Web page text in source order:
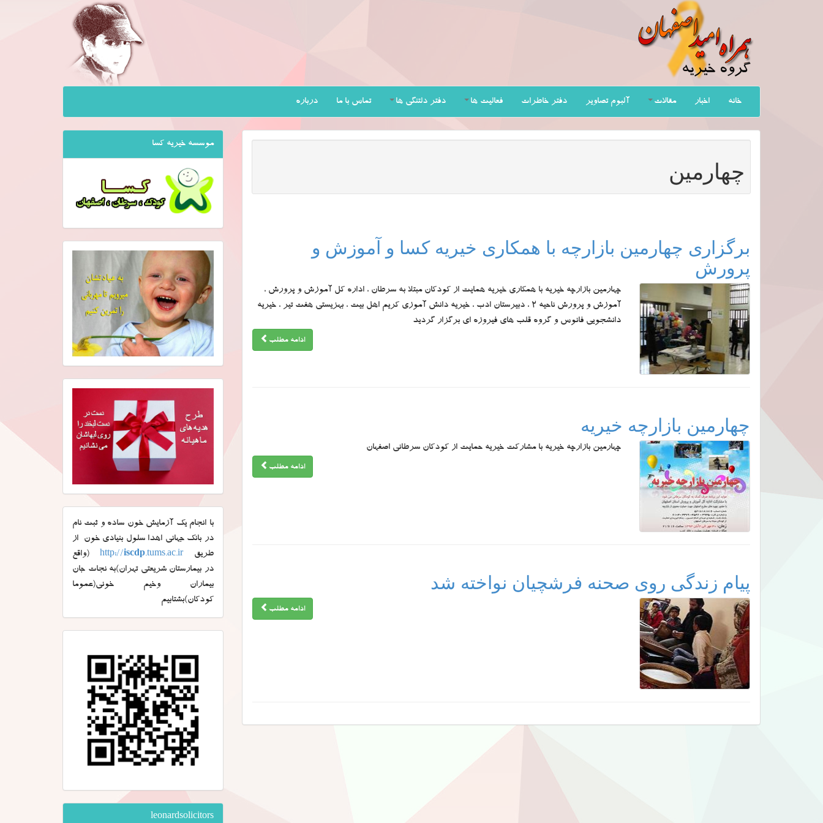
خانه اخبار مقالات آلبوم تصاویر دفتر خاطرات فعالیت ها دفتر دلتنگی ها تماس با ما درباره
چهارمین
برگزاری چهارمین بازارچه با همکاری خیریه کسا و آموزش و
پرورش
چهارمین بازارچه خیریه با همکاری خیریه همایت از کودکان مبتلا به سرطان ، اداره کل آموزش و پرورش ،
آموزش و پرورش ناحیه 2 ، دبیرستان ادب ، خیریه دانش آموزی کریم اهل بیت ، بهزیستی هفت تیر ، خیریه
دانشجویی فانوس و گروه قلب های فیروزه ای برگزار گردید
ادامه مطلب
چهارمین بازارچه خیریه
چهارمین بازارچه خیریه با مشارکت خیریه حمایت از کودکان سرطانی اصفهان
ادامه مطلب
پیام زندگی روی صحنه فرشچیان نواخته شد
ادامه مطلب
موسسه خیریه کسا
با انجام یک آزمایش خون ساده و ثبت نام
در بانک جهانی اهدا سلول بنیادی خون از
طریق
http://iscdp.tums.ac.ir
(واقع
در بیمارستان شریعتی تهران)به نجات جان
بیماران وخیم خونی(عموما
کودکان)بشتابیم
leonardsolicitors